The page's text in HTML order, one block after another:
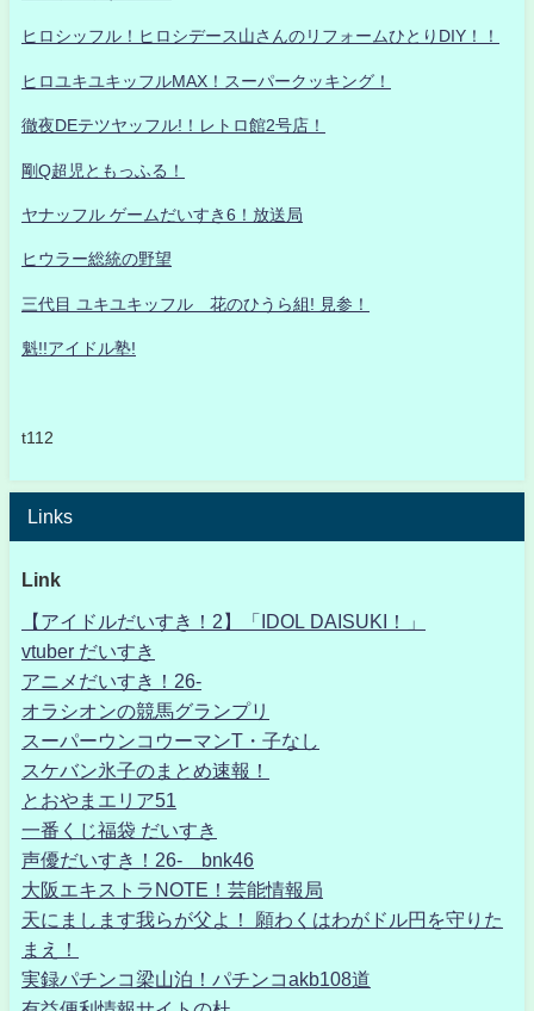
ヒロシッフル！ヒロシデース山さんのリフォームひとりDIY！！
ヒロユキユキッフルMAX！スーパークッキング！
徹夜DEテツヤッフル!！レトロ館2号店！
剛Q超児ともっふる！
ヤナッフル ゲームだいすき6！放送局
ヒウラー総統の野望
三代目 ユキユキッフル 花のひうら組! 見参！
魁!!アイドル塾!
t112
Links
Link
【アイドルだいすき！2】「IDOL DAISUKI！」
vtuber だいすき
アニメだいすき！26-
オラシオンの競馬グランプリ
スーパーウンコウーマンT・子なし
スケバン氷子のまとめ速報！
とおやまエリア51
一番くじ福袋 だいすき
声優だいすき！26- bnk46
大阪エキストラNOTE！芸能情報局
天にまします我らが父よ！ 願わくはわがドル円を守りた
まえ！
実録パチンコ梁山泊！パチンコakb108道